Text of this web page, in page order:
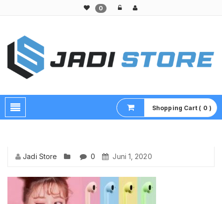
0
Shopping Cart ( 0 )
Jadi Store 0 Juni 1, 2020